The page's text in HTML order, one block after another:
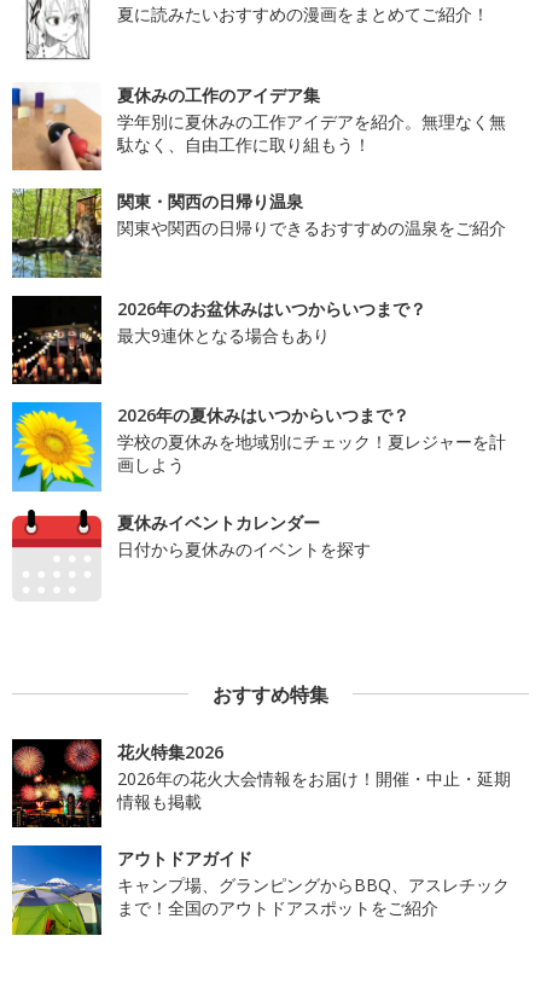
夏に読みたいおすすめの漫画をまとめてご紹介！
夏休みの工作のアイデア集
学年別に夏休みの工作アイデアを紹介。無理なく無
駄なく、自由工作に取り組もう！
関東・関西の日帰り温泉
関東や関西の日帰りできるおすすめの温泉をご紹介
2026年のお盆休みはいつからいつまで？
最大9連休となる場合もあり
2026年の夏休みはいつからいつまで？
学校の夏休みを地域別にチェック！夏レジャーを計
画しよう
夏休みイベントカレンダー
日付から夏休みのイベントを探す
おすすめ特集
花火特集2026
2026年の花火大会情報をお届け！開催・中止・延期
情報も掲載
アウトドアガイド
キャンプ場、グランピングからBBQ、アスレチック
まで！全国のアウトドアスポットをご紹介